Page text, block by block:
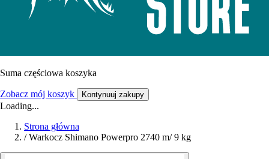
Suma częściowa koszyka
Zobacz mój koszyk Kontynuuj zakupy
Loading...
Strona główna
/ Warkocz Shimano Powerpro 2740 m/ 9 kg